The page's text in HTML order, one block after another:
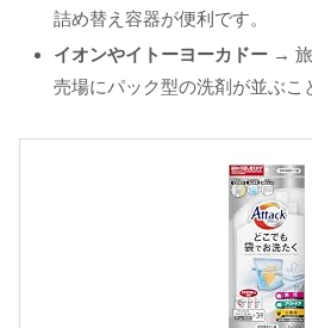
詰め替え容器が便利です。
イオンやイトーヨーカドー →
売場にパック型の洗剤が並ぶこ